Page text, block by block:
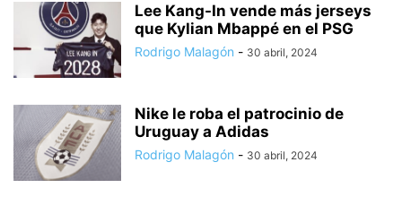
Lee Kang-In vende más jerseys
que Kylian Mbappé en el PSG
Rodrigo Malagón - 30 abril, 2024
Nike le roba el patrocinio de
Uruguay a Adidas
Rodrigo Malagón - 30 abril, 2024